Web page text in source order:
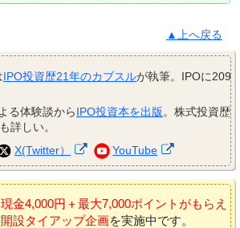
▲上へ戻る
IPO投資歴21年のカブスルが執筆。IPOに209
る体験談からIPO投資本を出版。株式投資歴
詳しい。
X(Twitter） YouTube
現金4,000円＋最大7,000ポイントがもらえ
設タイアップ企画を実施中です。